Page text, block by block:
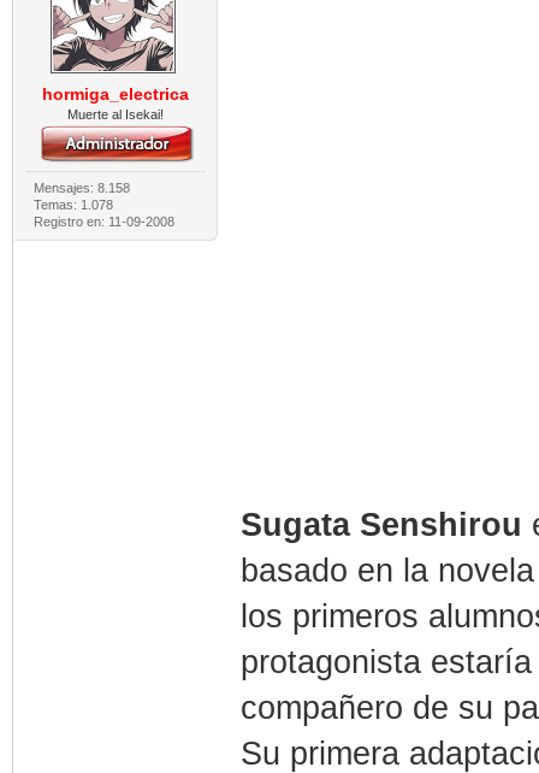
hormiga_electrica
Muerte al Isekai!
Mensajes: 8.158
Temas: 1.078
Registro en: 11-09-2008
Sugata Senshirou
basado en la
los primeros
protagonista
compañero de su
Su primera